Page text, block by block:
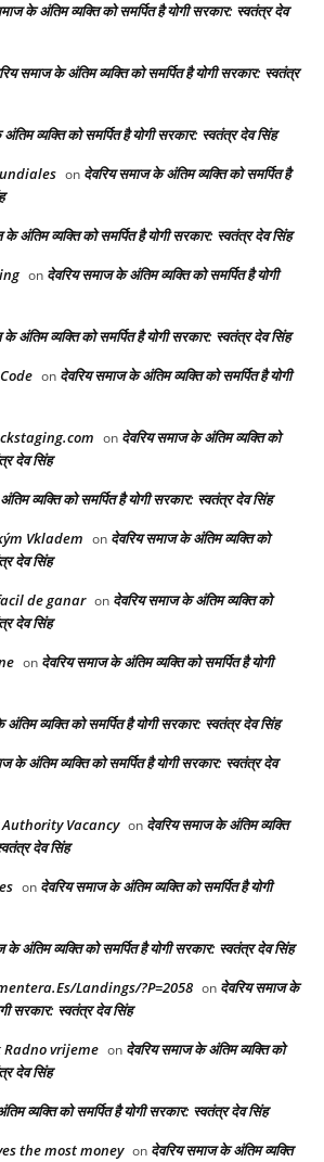
के अंतिम व्यक्ति को समर्पित है योगी सरकार: स्वतंत्र देव
समाज के अंतिम व्यक्ति को समर्पित है योगी सरकार: स्वतंत्र
व्यक्ति को समर्पित है योगी सरकार: स्वतंत्र देव सिंह
on देवरिय समाज के अंतिम व्यक्ति को समर्पित है
अंतिम व्यक्ति को समर्पित है योगी सरकार: स्वतंत्र देव सिंह
on देवरिय समाज के अंतिम व्यक्ति को समर्पित है योगी
अंतिम व्यक्ति को समर्पित है योगी सरकार: स्वतंत्र देव सिंह
on देवरिय समाज के अंतिम व्यक्ति को समर्पित है योगी
on देवरिय समाज के अंतिम व्यक्ति को
देव सिंह
व्यक्ति को समर्पित है योगी सरकार: स्वतंत्र देव सिंह
Vkladem on देवरिय समाज के अंतिम व्यक्ति को
देव सिंह
de ganar on देवरिय समाज के अंतिम व्यक्ति को
देव सिंह
on देवरिय समाज के अंतिम व्यक्ति को समर्पित है योगी
व्यक्ति को समर्पित है योगी सरकार: स्वतंत्र देव सिंह
के अंतिम व्यक्ति को समर्पित है योगी सरकार: स्वतंत्र देव
Vacancy on देवरिय समाज के अंतिम व्यक्ति
देव सिंह
on देवरिय समाज के अंतिम व्यक्ति को समर्पित है योगी
के अंतिम व्यक्ति को समर्पित है योगी सरकार: स्वतंत्र देव सिंह
Landings/?P=2058 on देवरिय समाज के
सरकार: स्वतंत्र देव सिंह
vrijeme on देवरिय समाज के अंतिम व्यक्ति को
देव सिंह
व्यक्ति को समर्पित है योगी सरकार: स्वतंत्र देव सिंह
the most money on देवरिय समाज के अंतिम व्यक्ति